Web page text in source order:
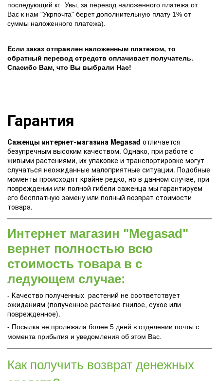
последующий кг. Увы, за перевод наложенного платежа от
Вас к нам "Укрпочта" берет дополнительную плату 1% от
суммы наложенного платежа).
Если заказ отправлен наложенным платежом, то
обратный перевод стредств оплачивает получатель.
Спасибо Вам, что Вы выбрали Нас!
Гарантия
Саженцы интернет-магазина Megasad отличается
безупречным высоким качеством. Однако, при работе с
живыми растениями, их упаковке и транспортировке могут
случаться неожиданные малоприятные ситуации. Подобные
моменты происходят крайне редко, но в данном случае, при
повреждении или полной гибели саженца мы гарантируем
его бесплатную замену или полный возврат стоимости
товара.
Интернет магазин "Megasad"
вернет полностью всю
стоимость товара в с
ледующем случае:
- Качество полученных растений не соответствует
ожиданиям (полученное растение гнилое, сухое или
поврежденное).
- Посылка не пролежала более 5 дней в отделении почты с
момента прибытия и уведомления об этом Вас.
Как получить возврат денежных